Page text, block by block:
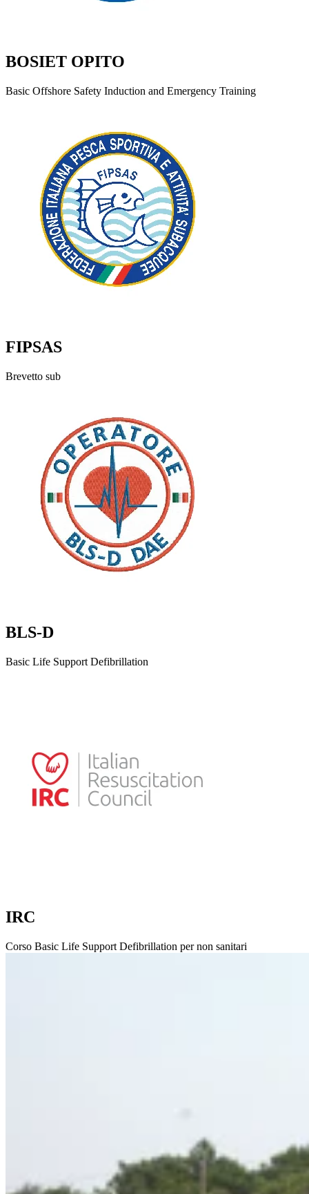
BOSIET OPITO
Basic Offshore Safety Induction and Emergency Training
FIPSAS
Brevetto sub
BLS-D
Basic Life Support Defibrillation
IRC
Corso Basic Life Support Defibrillation per non sanitari